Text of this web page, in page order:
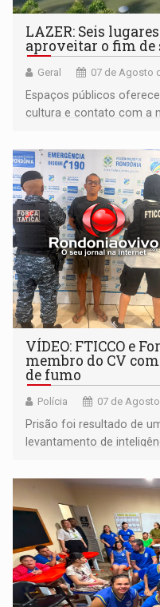
LAZER: Seis
aproveitar o fim de
Geral 07 de Agosto
Espaços públicos
cultura e contato com a
VÍDEO: FTICCO e
membro do CV
de fumo
Polícia 07 de
Prisão foi resultado de
levantamento de